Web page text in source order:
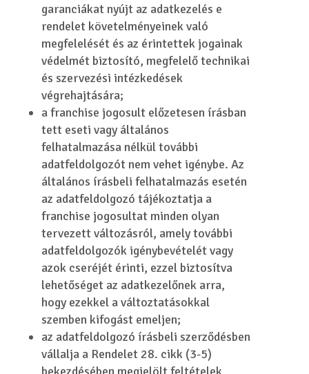
garanciákat nyújt az adatkezelés e
rendelet követelményeinek való
megfelelését és az érintettek jogainak
védelmét biztosító, megfelelő technikai
és szervezési intézkedések
végrehajtására;
a franchise jogosult előzetesen írásban
tett eseti vagy általános
felhatalmazása nélkül további
adatfeldolgozót nem vehet igénybe. Az
általános írásbeli felhatalmazás esetén
az adatfeldolgozó tájékoztatja a
franchise jogosultat minden olyan
tervezett változásról, amely további
adatfeldolgozók igénybevételét vagy
azok cseréjét érinti, ezzel biztosítva
lehetőséget az adatkezelőnek arra,
hogy ezekkel a változtatásokkal
szemben kifogást emeljen;
az adatfeldolgozó írásbeli szerződésben
vállalja a Rendelet 28. cikk (3-5)